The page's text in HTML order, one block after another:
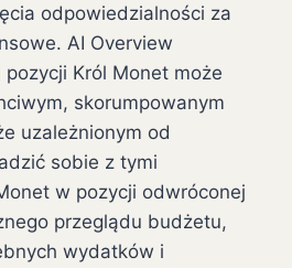
odpowiedzialności za
AI Overview
Król Monet może
skorumpowanym
uzależnionym od
sobie z tymi
w pozycji odwróconej
przeglądu budżetu,
wydatków i